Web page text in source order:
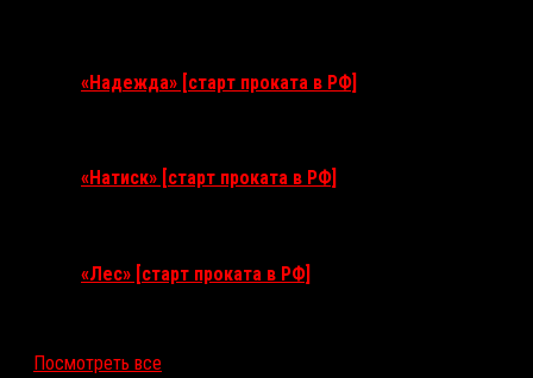
«Надежда» [старт проката в РФ]
«Натиск» [старт проката в РФ]
«Лес» [старт проката в РФ]
Посмотреть все